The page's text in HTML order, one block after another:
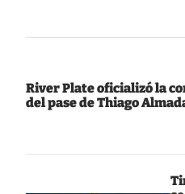
River Plate oficializó la
del pase de Thiago